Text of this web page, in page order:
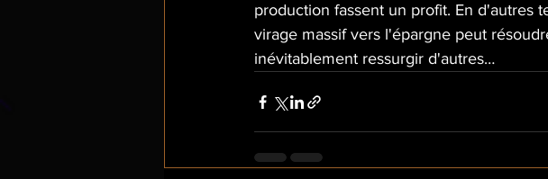
production fassent un profit. En d'autres
virage massif vers l'épargne peut
inévitablement ressurgir d'autres…